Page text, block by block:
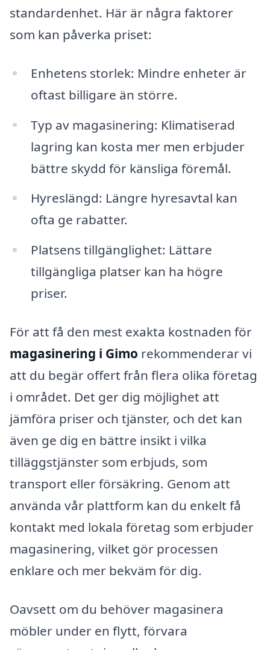
standardenhet. Här är några faktorer
som kan påverka priset:
Enhetens storlek: Mindre enheter är
oftast billigare än större.
Typ av magasinering: Klimatiserad
lagring kan kosta mer men erbjuder
bättre skydd för känsliga föremål.
Hyreslängd: Längre hyresavtal kan
ofta ge rabatter.
Platsens tillgänglighet: Lättare
tillgängliga platser kan ha högre
priser.
För att få den mest exakta kostnaden för
magasinering i Gimo rekommenderar vi
att du begär offert från flera olika företag
i området. Det ger dig möjlighet att
jämföra priser och tjänster, och det kan
även ge dig en bättre insikt i vilka
tilläggstjänster som erbjuds, som
transport eller försäkring. Genom att
använda vår plattform kan du enkelt få
kontakt med lokala företag som erbjuder
magasinering, vilket gör processen
enklare och mer bekväm för dig.
Oavsett om du behöver magasinera
möbler under en flytt, förvara